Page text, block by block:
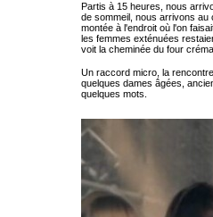
Partis à 15 heures, nous
de sommeil, nous arrivons au
montée à l'endroit où l'on
les femmes exténuées
voit la cheminée du four
Un raccord micro, la
quelques dames âgées,
quelques mots.